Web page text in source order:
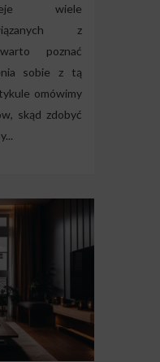
wiele
z
poznać
sobie z tą
omówimy
skąd zdobyć